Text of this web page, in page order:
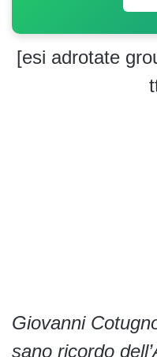
[esi adrotate
Giovanni
sano ricordo